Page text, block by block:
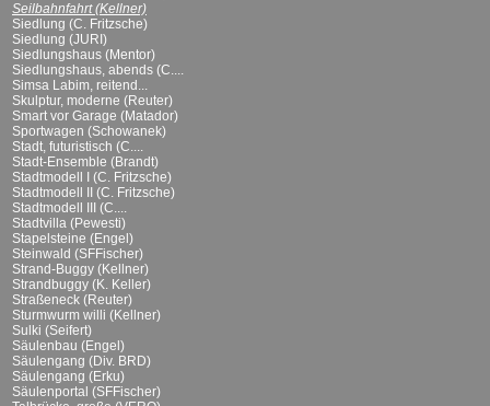
Seilbahnfahrt (Kellner)
Siedlung (C. Fritzsche)
Siedlung (JURI)
Siedlungshaus (Mentor)
Siedlungshaus, abends (C....
Simsa Labim, reitend...
Skulptur, moderne (Reuter)
Smart vor Garage (Matador)
Sportwagen (Schowanek)
Stadt, futuristisch (C....
Stadt-Ensemble (Brandt)
Stadtmodell I (C. Fritzsche)
Stadtmodell II (C. Fritzsche)
Stadtmodell III (C....
Stadtvilla (Pewesti)
Stapelsteine (Engel)
Steinwald (SFFischer)
Strand-Buggy (Kellner)
Strandbuggy (K. Keller)
Straßeneck (Reuter)
Sturmwurm willi (Kellner)
Sulki (Seifert)
Säulenbau (Engel)
Säulengang (Div. BRD)
Säulengang (Erku)
Säulenportal (SFFischer)